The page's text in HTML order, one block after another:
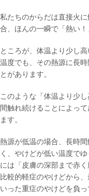
私たちのからだは直接火
合、ほんの一瞬で「熱い！
ところが、体温より少し
温度でも、その熱源に長
とがあります。
このような「体温より少
間触れ続けることによっ
ます。
熱源が低温の場合、長時
く、やけどが低い温度で
には「皮膚の深部まで赤
比較的軽症のやけどから
いった重症のやけどを負